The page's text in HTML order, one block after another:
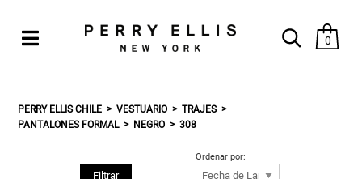
0
PERRY ELLIS CHILE VESTUARIO
TRAJES
PANTALONES FORMAL
NEGRO 308
Filtrar
Ordenar por: